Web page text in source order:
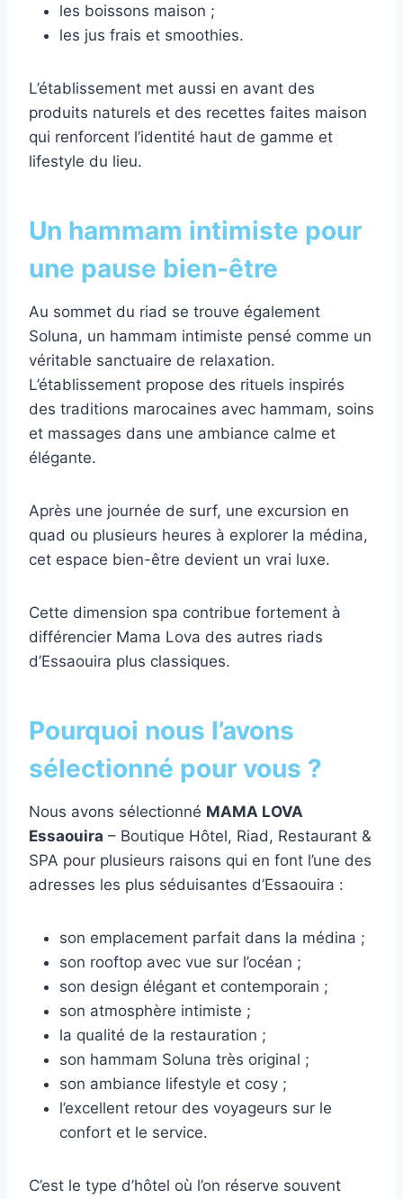
les boissons maison ;
les jus frais et smoothies.
L’établissement met aussi en avant des
produits naturels et des recettes faites maison
qui renforcent l’identité haut de gamme et
lifestyle du lieu.
Un hammam intimiste pour
une pause bien-être
Au sommet du riad se trouve également
Soluna, un hammam intimiste pensé comme un
véritable sanctuaire de relaxation.
L’établissement propose des rituels inspirés
des traditions marocaines avec hammam, soins
et massages dans une ambiance calme et
élégante.
Après une journée de surf, une excursion en
quad ou plusieurs heures à explorer la médina,
cet espace bien-être devient un vrai luxe.
Cette dimension spa contribue fortement à
différencier Mama Lova des autres riads
d’Essaouira plus classiques.
Pourquoi nous l’avons
sélectionné pour vous ?
Nous avons sélectionné MAMA LOVA
Essaouira – Boutique Hôtel, Riad, Restaurant &
SPA pour plusieurs raisons qui en font l’une des
adresses les plus séduisantes d’Essaouira :
son emplacement parfait dans la médina ;
son rooftop avec vue sur l’océan ;
son design élégant et contemporain ;
son atmosphère intimiste ;
la qualité de la restauration ;
son hammam Soluna très original ;
son ambiance lifestyle et cosy ;
l’excellent retour des voyageurs sur le
confort et le service.
C’est le type d’hôtel où l’on réserve souvent